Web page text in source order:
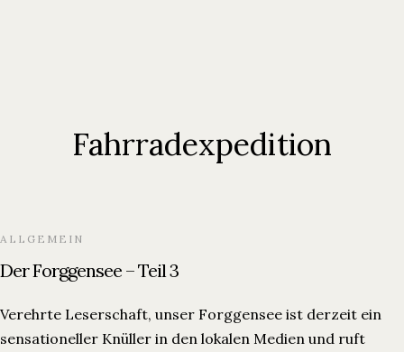
Fahrradexpedition
ALLGEMEIN
Der Forggensee – Teil 3
Verehrte Leserschaft, unser Forggensee ist derzeit ein
sensationeller Knüller in den lokalen Medien und ruft